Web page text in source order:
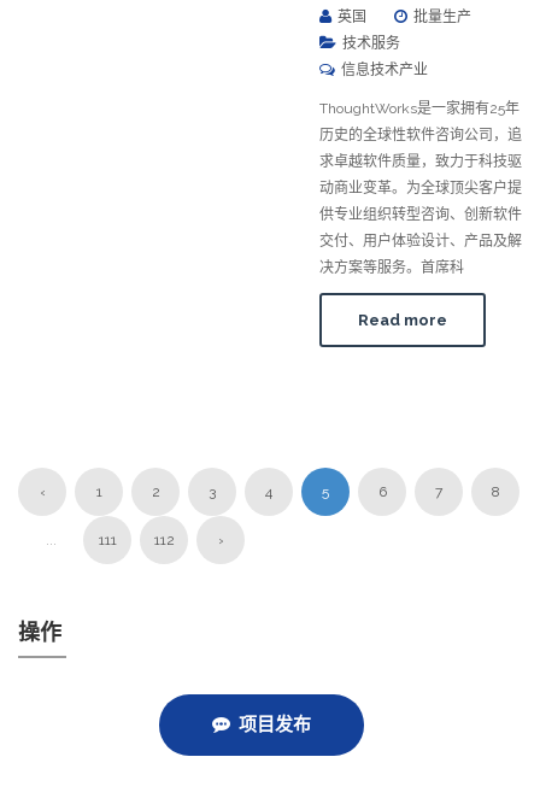
英国
批量生产
技术服务
信息技术产业
ThoughtWorks是一家拥有25年
历史的全球性软件咨询公司，追
求卓越软件质量，致力于科技驱
动商业变革。为全球顶尖客户提
供专业组织转型咨询、创新软件
交付、用户体验设计、产品及解
决方案等服务。首席科
Read more
‹ 1 2 3 4 5 6 7 8
... 111 112 ›
操作
项目发布